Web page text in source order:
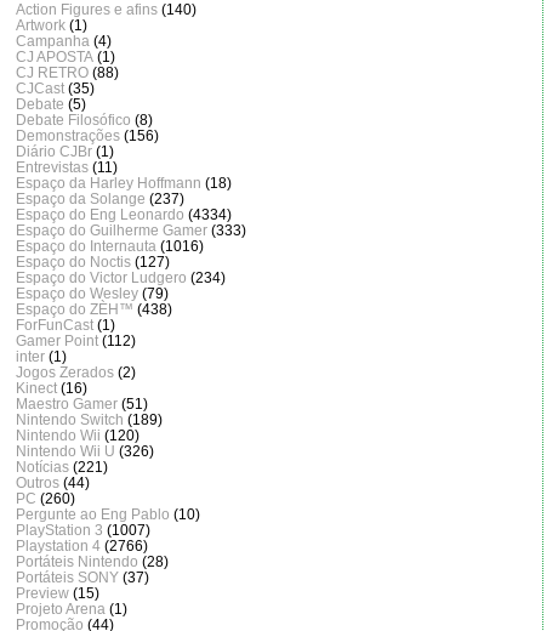
Action Figures e afins (140)
Artwork (1)
Campanha (4)
CJ APOSTA (1)
CJ RETRO (88)
CJCast (35)
Debate (5)
Debate Filosófico (8)
Demonstrações (156)
Diário CJBr (1)
Entrevistas (11)
Espaço da Harley Hoffmann (18)
Espaço da Solange (237)
Espaço do Eng Leonardo (4334)
Espaço do Guilherme Gamer (333)
Espaço do Internauta (1016)
Espaço do Noctis (127)
Espaço do Victor Ludgero (234)
Espaço do Wesley (79)
Espaço do ZÈH™ (438)
ForFunCast (1)
Gamer Point (112)
inter (1)
Jogos Zerados (2)
Kinect (16)
Maestro Gamer (51)
Nintendo Switch (189)
Nintendo Wii (120)
Nintendo Wii U (326)
Notícias (221)
Outros (44)
PC (260)
Pergunte ao Eng Pablo (10)
PlayStation 3 (1007)
Playstation 4 (2766)
Portáteis Nintendo (28)
Portáteis SONY (37)
Preview (15)
Projeto Arena (1)
Promoção (44)